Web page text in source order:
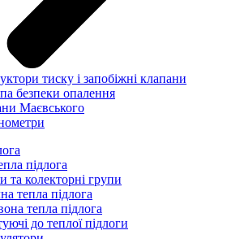
тиску і запобіжні клапани
безпеки опалення
Маєвського
підлога
та колекторні групи
тепла підлога
тепла підлога
до теплої підлоги